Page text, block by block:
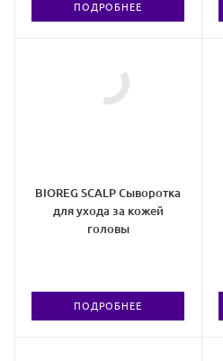
ПОДРОБНЕЕ
BIOREG SCALP Сыворотка
для ухода за кожей
головы
ПОДРОБНЕЕ